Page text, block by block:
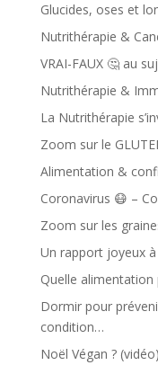
Glucides, oses et
Nutrithérapie &
VRAI-FAUX 🤔 au
Nutrithérapie &
La Nutrithérapie
Zoom sur le
Alimentation &
Coronavirus 😷 –
Zoom sur les
Un rapport joyeux
Quelle alimentation
Dormir pour
condition…
Noël Végan ? (vidéo)